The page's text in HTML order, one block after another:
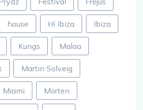
Festival Fréjus
house Hï Ibiza Ibiza
Kungs Malaa
Martin Solveig
Miami Morten